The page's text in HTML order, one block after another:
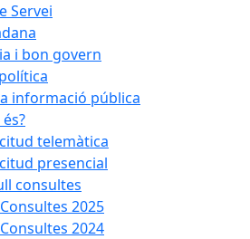
Servei
i bon govern
informació pública
telemàtica
presencial
consultes
Consultes 2025
Consultes 2024